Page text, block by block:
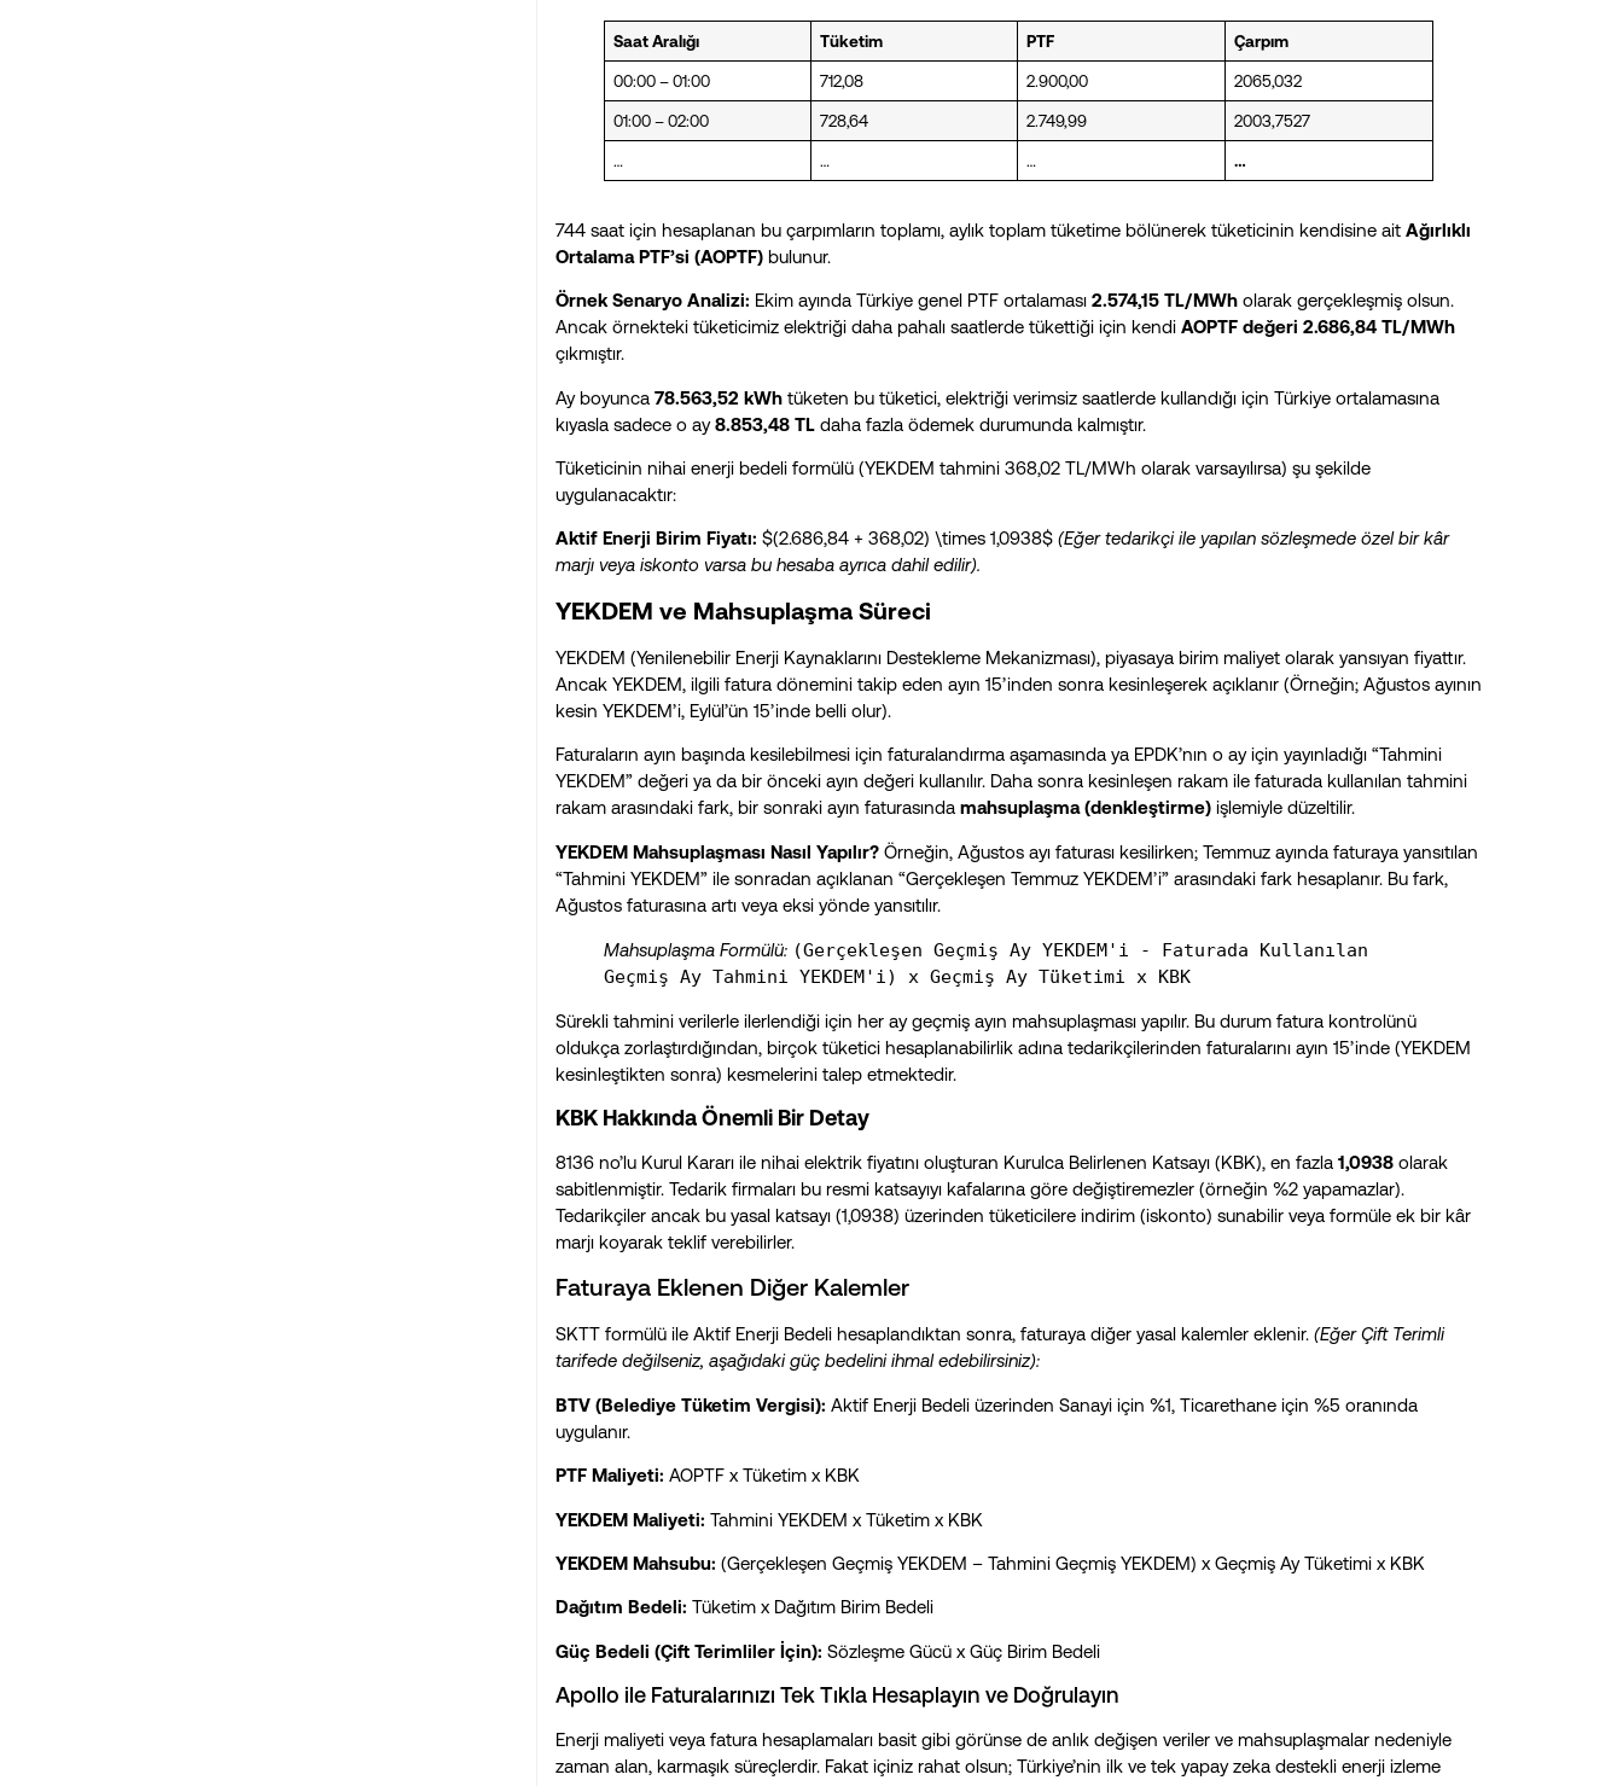
Saat Aralığı Tüketim PTF Çarpım
00:00 – 01:00 712,08 2.900,00 2065,032
01:00 – 02:00 728,64 2.749,99 2003,7527
… … … …
744 saat için hesaplanan bu çarpımların toplamı, aylık toplam tüketime bölünerek tüketicinin kendisine ait Ağırlıklı
Ortalama PTF’si (AOPTF) bulunur.
Örnek Senaryo Analizi: Ekim ayında Türkiye genel PTF ortalaması 2.574,15 TL/MWh olarak gerçekleşmiş olsun.
Ancak örnekteki tüketicimiz elektriği daha pahalı saatlerde tükettiği için kendi AOPTF değeri 2.686,84 TL/MWh
çıkmıştır.
Ay boyunca 78.563,52 kWh tüketen bu tüketici, elektriği verimsiz saatlerde kullandığı için Türkiye ortalamasına
kıyasla sadece o ay8.853,48 TL daha fazla ödemek durumunda kalmıştır.
Tüketicinin nihai enerji bedeli formülü (YEKDEM tahmini 368,02 TL/MWh olarak varsayılırsa) şu şekilde
uygulanacaktır:
Aktif Enerji Birim Fiyatı: $(2.686,84 + 368,02) \times 1,0938$ (Eğer tedarikçi ile yapılan sözleşmede özel bir kâr
marjı veya iskonto varsa bu hesaba ayrıca dahil edilir).
YEKDEM ve Mahsuplaşma Süreci
YEKDEM (Yenilenebilir Enerji Kaynaklarını Destekleme Mekanizması), piyasaya birim maliyet olarak yansıyan fiyattır.
Ancak YEKDEM, ilgili fatura dönemini takip eden ayın 15’inden sonra kesinleşerek açıklanır (Örneğin; Ağustos ayının
kesin YEKDEM’i, Eylül’ün 15’inde belli olur).
Faturaların ayın başında kesilebilmesi için faturalandırma aşamasında ya EPDK’nın o ay için yayınladığı “Tahmini
YEKDEM” değeri ya da bir önceki ayın değeri kullanılır. Daha sonra kesinleşen rakam ile faturada kullanılan tahmini
rakam arasındaki fark, bir sonraki ayın faturasında mahsuplaşma (denkleştirme) işlemiyle düzeltilir.
YEKDEM Mahsuplaşması Nasıl Yapılır? Örneğin, Ağustos ayı faturası kesilirken; Temmuz ayında faturaya yansıtılan
“Tahmini YEKDEM” ile sonradan açıklanan “Gerçekleşen Temmuz YEKDEM’i” arasındaki fark hesaplanır. Bu fark,
Ağustos faturasına artı veya eksi yönde yansıtılır.
Mahsuplaşma Formülü: (Gerçekleşen Geçmiş Ay YEKDEM'i - Faturada Kullanılan
Geçmiş Ay Tahmini YEKDEM'i) x Geçmiş Ay Tüketimi x KBK
Sürekli tahmini verilerle ilerlendiği için her ay geçmiş ayın mahsuplaşması yapılır. Bu durum fatura kontrolünü
oldukça zorlaştırdığından, birçok tüketici hesaplanabilirlik adına tedarikçilerinden faturalarını ayın 15’inde (YEKDEM
kesinleştikten sonra) kesmelerini talep etmektedir.
KBK Hakkında Önemli Bir Detay
8136 no’lu Kurul Kararı ile nihai elektrik fiyatını oluşturan Kurulca Belirlenen Katsayı (KBK), en fazla 1,0938 olarak
sabitlenmiştir. Tedarik firmaları bu resmi katsayıyı kafalarına göre değiştiremezler (örneğin %2 yapamazlar).
Tedarikçiler ancak bu yasal katsayı (1,0938) üzerinden tüketicilere indirim (iskonto) sunabilir veya formüle ek bir kâr
marjı koyarak teklif verebilirler.
Faturaya Eklenen Diğer Kalemler
SKTT formülü ile Aktif Enerji Bedeli hesaplandıktan sonra, faturaya diğer yasal kalemler eklenir. (Eğer Çift Terimli
tarifede değilseniz, aşağıdaki güç bedelini ihmal edebilirsiniz):
BTV (Belediye Tüketim Vergisi): Aktif Enerji Bedeli üzerinden Sanayi için %1, Ticarethane için %5 oranında
uygulanır.
PTF Maliyeti: AOPTF x Tüketim x KBK
YEKDEM Maliyeti: Tahmini YEKDEM x Tüketim x KBK
YEKDEM Mahsubu: (Gerçekleşen Geçmiş YEKDEM – Tahmini Geçmiş YEKDEM) x Geçmiş Ay Tüketimi x KBK
Dağıtım Bedeli: Tüketim x Dağıtım Birim Bedeli
Güç Bedeli (Çift Terimliler İçin): Sözleşme Gücü x Güç Birim Bedeli
Apollo ile Faturalarınızı Tek Tıkla Hesaplayın ve Doğrulayın
Enerji maliyeti veya fatura hesaplamaları basit gibi görünse de anlık değişen veriler ve mahsuplaşmalar nedeniyle
zaman alan, karmaşık süreçlerdir. Fakat içiniz rahat olsun; Türkiye’nin ilk ve tek yapay zeka destekli enerji izleme